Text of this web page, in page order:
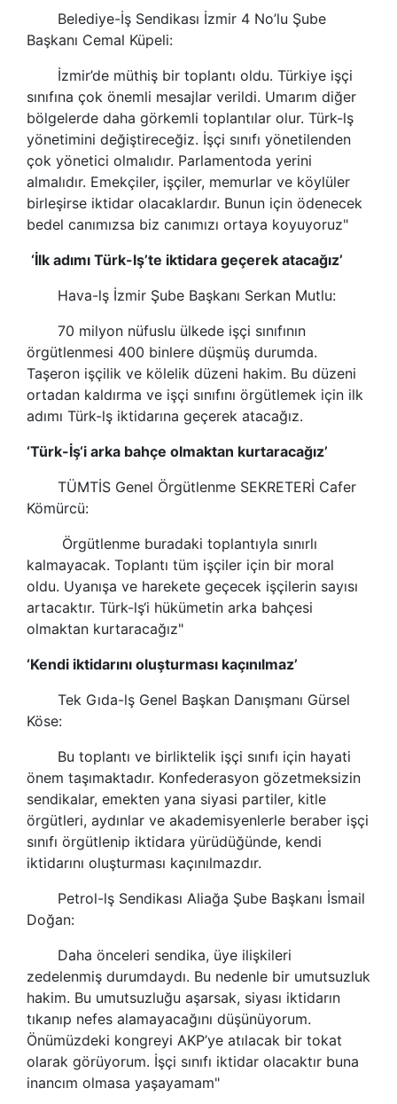
Belediye-İş Sendikası İzmir 4 No’lu Şube
Başkanı Cemal Küpeli:
İzmir’de müthiş bir toplantı oldu. Türkiye işçi
sınıfına çok önemli mesajlar verildi. Umarım diğer
bölgelerde daha görkemli toplantılar olur. Türk-lş
yönetimini değiştireceğiz. İşçi sınıfı yönetilenden
çok yönetici olmalıdır. Parlamentoda yerini
almalıdır. Emekçiler, işçiler, memurlar ve köylüler
birleşirse iktidar olacaklardır. Bunun için ödenecek
bedel canımızsa biz canımızı ortaya koyuyoruz"
‘İlk adımı Türk-lş’te iktidara geçerek atacağız’
Hava-lş İzmir Şube Başkanı Serkan Mutlu:
70 milyon nüfuslu ülkede işçi sınıfının
örgütlenmesi 400 binlere düşmüş durumda.
Taşeron işçilik ve kölelik düzeni hakim. Bu düzeni
ortadan kaldırma ve işçi sınıfını örgütlemek için ilk
adımı Türk-lş iktidarına geçerek atacağız.
‘Türk-İş‘i arka bahçe olmaktan kurtaracağız’
TÜMTİS Genel Örgütlenme SEKRETERİ Cafer
Kömürcü:
Örgütlenme buradaki toplantıyla sınırlı
kalmayacak. Toplantı tüm işçiler için bir moral
oldu. Uyanışa ve harekete geçecek işçilerin sayısı
artacaktır. Türk-lş‘i hükümetin arka bahçesi
olmaktan kurtaracağız"
‘Kendi iktidarını oluşturması kaçınılmaz’
Tek Gıda-lş Genel Başkan Danışmanı Gürsel
Köse:
Bu toplantı ve birliktelik işçi sınıfı için hayati
önem taşımaktadır. Konfederasyon gözetmeksizin
sendikalar, emekten yana siyasi partiler, kitle
örgütleri, aydınlar ve akademisyenlerle beraber işçi
sınıfı örgütlenip iktidara yürüdüğünde, kendi
iktidarını oluşturması kaçınılmazdır.
Petrol-lş Sendikası Aliağa Şube Başkanı İsmail
Doğan:
Daha önceleri sendika, üye ilişkileri
zedelenmiş durumdaydı. Bu nedenle bir umutsuzluk
hakim. Bu umutsuzluğu aşarsak, siyası iktidarın
tıkanıp nefes alamayacağını düşünüyorum.
Önümüzdeki kongreyi AKP’ye atılacak bir tokat
olarak görüyorum. İşçi sınıfı iktidar olacaktır buna
inancım olmasa yaşayamam"